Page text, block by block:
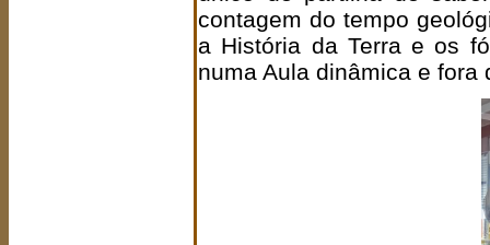
contagem do tempo
a História da Terra e os
numa Aula dinâmica e